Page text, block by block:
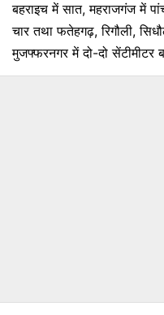
बहराइच में सात, महराजगंज में
चार तथा फतेहगढ़, रिगौली,
मुजफ्फरनगर में दो-दो सेंटीमीटर